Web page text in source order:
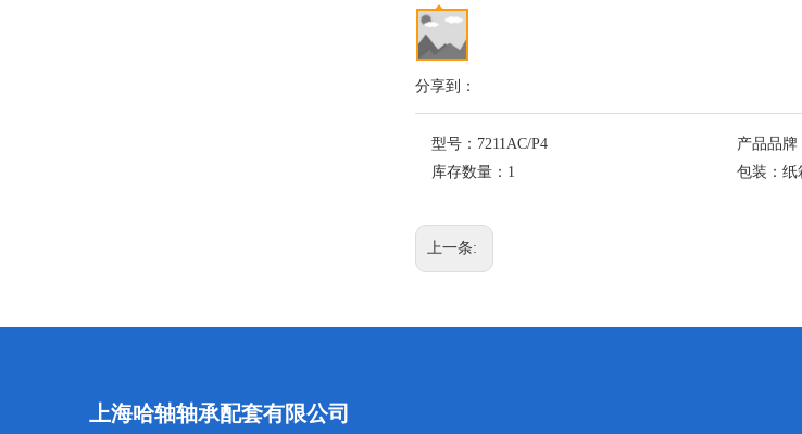
分享到：
型号： 7211AC/P4 产品品牌
库存数量： 1 包装： 纸
上一条:
上海哈轴轴承配套有限公司